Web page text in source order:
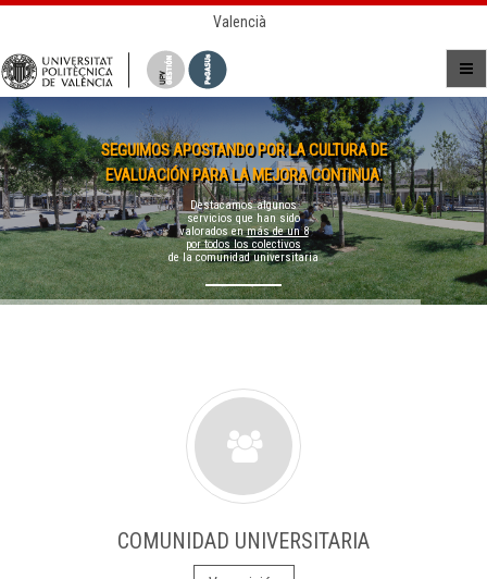
Valencià
SEGUIMOS APOSTANDO POR LA CULTURA DE
EVALUACIÓN PARA LA MEJORA CONTINUA.
Destacamos algunos
servicios que han sido
valorados enmás de un 8
por todos los colectivos
de la comunidad universitaria
COMUNIDAD UNIVERSITARIA